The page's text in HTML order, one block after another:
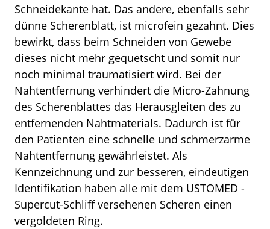
Schneidekante hat. Das andere, ebenfalls sehr
dünne Scherenblatt, ist microfein gezahnt. Dies
bewirkt, dass beim Schneiden von Gewebe
dieses nicht mehr gequetscht und somit nur
noch minimal traumatisiert wird. Bei der
Nahtentfernung verhindert die Micro-Zahnung
des Scherenblattes das Herausgleiten des zu
entfernenden Nahtmaterials. Dadurch ist für
den Patienten eine schnelle und schmerzarme
Nahtentfernung gewährleistet. Als
Kennzeichnung und zur besseren, eindeutigen
Identifikation haben alle mit dem USTOMED -
Supercut-Schliff versehenen Scheren einen
vergoldeten Ring.